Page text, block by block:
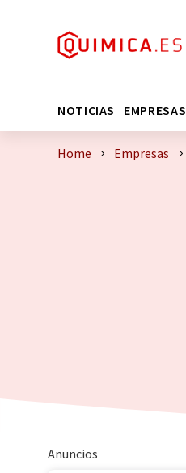
NOTICIAS EMPRESAS
Home Empresas
Anuncios